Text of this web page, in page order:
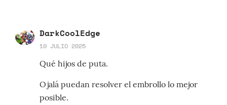
DarkCoolEdge
10 JULIO 2025
Qué hijos de puta.
Ojalá puedan resolver el embrollo lo mejor
posible.